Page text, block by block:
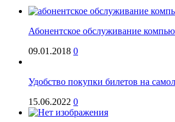
Абонентское обслуживание
09.01.2018 0
Удобство покупки билетов на
15.06.2022 0